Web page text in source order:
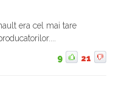
era cel mai tare
9 21